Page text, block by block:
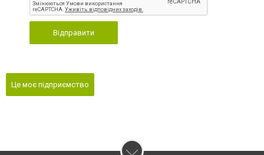
Відправити
Це моє підприємство